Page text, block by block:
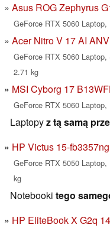
Asus ROG Zephyrus
GeForce RTX 5060
Acer Nitro V 17 AI
GeForce RTX 5060
2.71 kg
MSI Cyborg 17
GeForce RTX 5060
Laptopyz tą samą
HP Victus 15-fb3357ng
GeForce RTX 5050
kg
Notebooki tego
HP EliteBook X G2q